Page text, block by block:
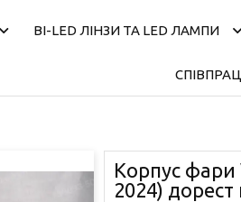
BI-LED ЛІНЗИ ТА LED ЛАМПИ
Корпус фари
2024)